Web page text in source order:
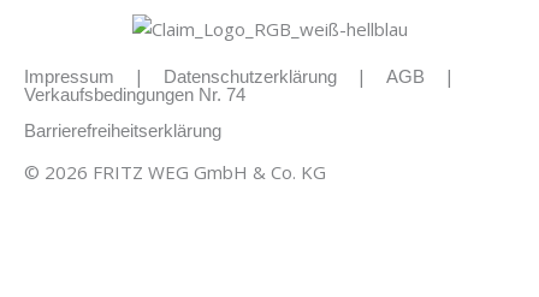
Impressum | Datenschutzerklärung | AGB |
Verkaufsbedingungen Nr. 74
Barrierefreiheitserklärung
© 2026 FRITZ WEG GmbH & Co. KG